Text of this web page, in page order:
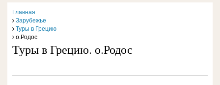
Главная
Зарубежье
Туры в Грецию
о.Родос
Туры в Грецию. о.Родос